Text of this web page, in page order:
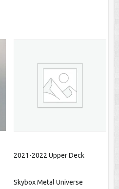
2021-2022 Upper Deck
Skybox Metal Universe